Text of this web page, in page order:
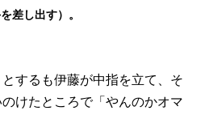
差し出す）。
するも伊藤が中指を立て、そ
けたところで「やんのかオマ